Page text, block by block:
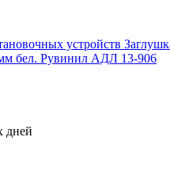
бел. Рувинил АДЛ 13-906
дней